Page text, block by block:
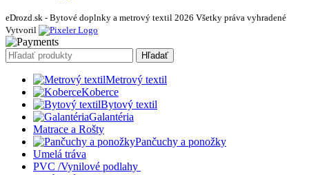
eDrozd.sk - Bytové doplnky a metrový textil 2026 Všetky práva vyhradené
Vytvoril
Hľadať
Metrový textil
Koberce
Bytový textil
Galantéria
Matrace a Rošty
Pančuchy a ponožky
Umelá tráva
PVC /Vynilové podlahy